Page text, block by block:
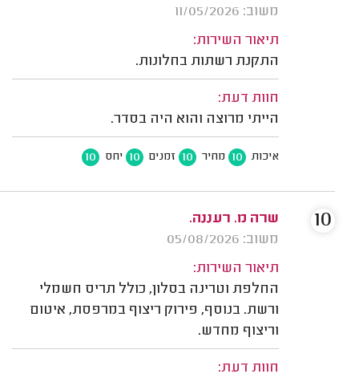
משוב: 11/05/2026
תיאור השירות:
התקנת רשתות בחלונות.
חוות דעת:
הייתי מרוצה והוא היה בסדר.
איכות 10 מחיר 10 זמנים 10 יחס 10
שרה מ. רעננה.
משוב: 05/08/2026
תיאור השירות:
החלפת וטרינה בסלון, כולל תריס חשמלי
ורשת. בנוסף, פירוק ריצוף במרפסת, איטום
וריצוף מחדש.
חוות דעת:
10